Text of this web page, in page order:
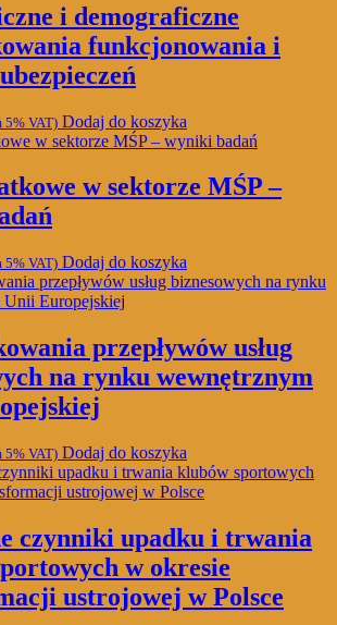
i demograficzne
funkcjonowania i
5% VAT) Dodaj do koszyka
w sektorze MŚP –
5% VAT) Dodaj do koszyka
przepływów usług
na rynku wewnętrznym
5% VAT) Dodaj do koszyka
czynniki upadku i trwania
w okresie
ustrojowej w Polsce